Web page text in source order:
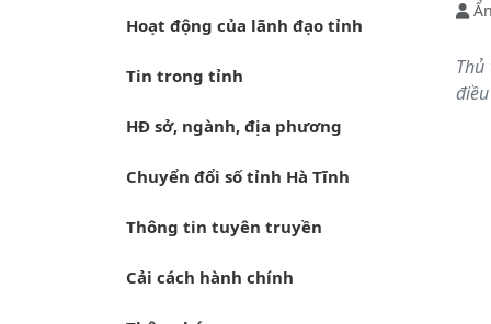
Hoạt động của lãnh đạo tỉnh
Tin trong tỉnh
HĐ sở, ngành, địa phương
Chuyển đổi số tỉnh Hà Tĩnh
Thông tin tuyên truyền
Cải cách hành chính